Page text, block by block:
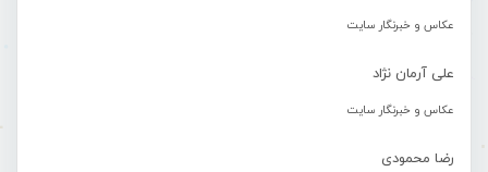
عکاس و خبرنگار سایت
علی آرمان نژاد
عکاس و خبرنگار سایت
رضا محمودی